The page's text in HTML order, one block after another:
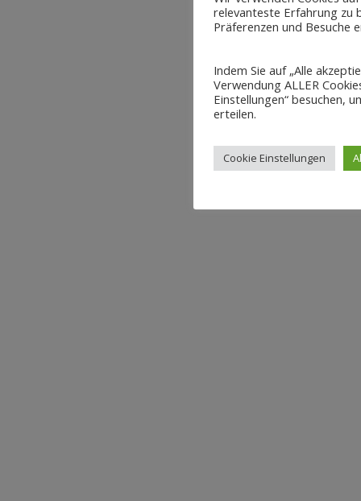
relevanteste Erfahrung zu
Präferenzen und Besuche
Indem Sie auf „Alle
Verwendung ALLER
Einstellungen“ besuchen,
erteilen.
Cookie Einstellungen